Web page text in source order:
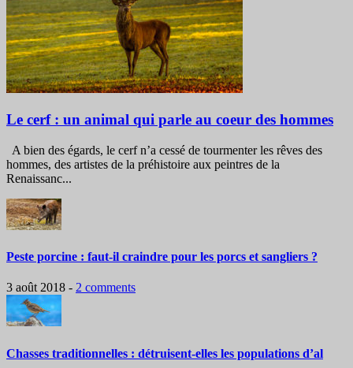
Le cerf : un animal qui parle au coeur des hommes
A bien des égards, le cerf n’a cessé de tourmenter les rêves des
hommes, des artistes de la préhistoire aux peintres de la
Renaissanc...
Peste porcine : faut-il craindre pour les porcs et sangliers ?
3 août 2018 - 2 comments
Chasses traditionnelles : détruisent-elles les populations d’al